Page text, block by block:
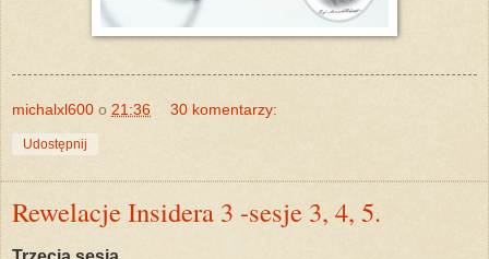
michalxl600 o 21:36 30 komentarzy:
Udostępnij
Rewelacje Insidera 3 -sesje 3, 4, 5.